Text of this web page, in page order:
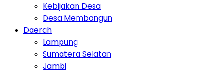
Kebijakan Desa
Desa Membangun
Daerah
Lampung
Sumatera Selatan
Jambi